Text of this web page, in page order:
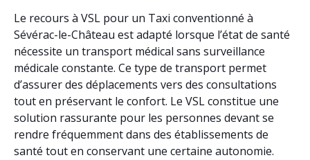
Le recours à VSL pour un Taxi conventionné à
Sévérac-le-Château est adapté lorsque l’état de santé
nécessite un transport médical sans surveillance
médicale constante. Ce type de transport permet
d’assurer des déplacements vers des consultations
tout en préservant le confort. Le VSL constitue une
solution rassurante pour les personnes devant se
rendre fréquemment dans des établissements de
santé tout en conservant une certaine autonomie.